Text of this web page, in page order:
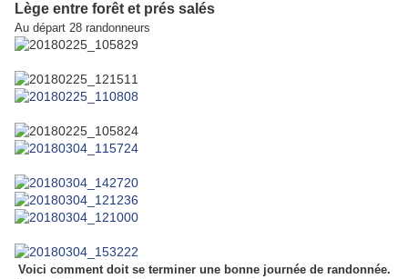
Lège entre forêt et prés salés
Au départ 28 randonneurs
Voici comment doit se terminer une bonne journée de randonnée.